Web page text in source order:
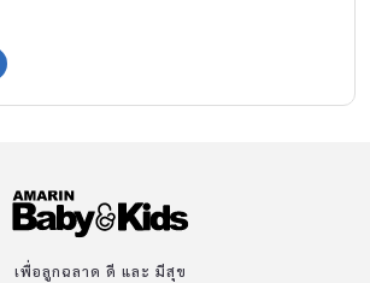
เพื่อลูกฉลาด ดี และ มีสุข